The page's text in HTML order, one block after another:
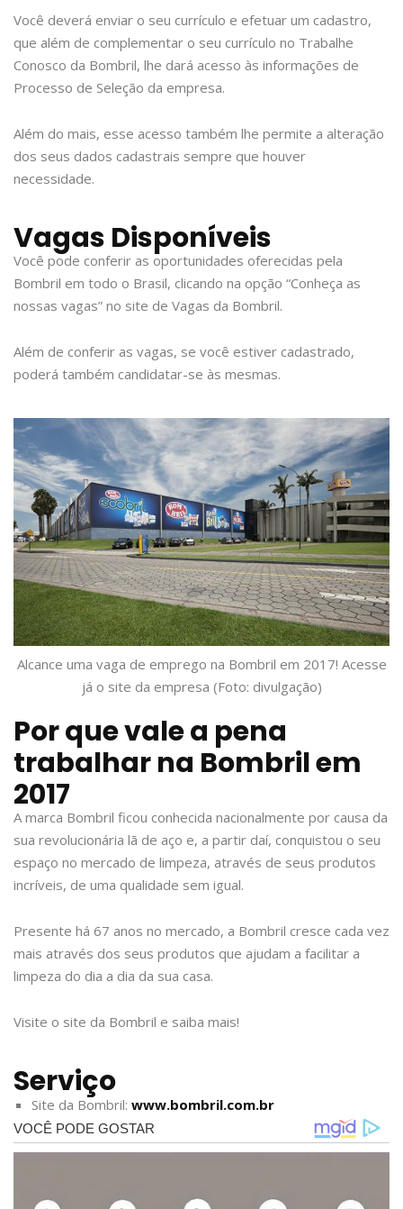
Você deverá enviar o seu currículo e efetuar um cadastro,
que além de complementar o seu currículo no Trabalhe
Conosco da Bombril, lhe dará acesso às informações de
Processo de Seleção da empresa.
Além do mais, esse acesso também lhe permite a alteração
dos seus dados cadastrais sempre que houver
necessidade.
Vagas Disponíveis
Você pode conferir as oportunidades oferecidas pela
Bombril em todo o Brasil, clicando na opção “Conheça as
nossas vagas” no site de Vagas da Bombril.
Além de conferir as vagas, se você estiver cadastrado,
poderá também candidatar-se às mesmas.
Alcance uma vaga de emprego na Bombril em 2017! Acesse
já o site da empresa (Foto: divulgação)
Por que vale a pena
trabalhar na Bombril em
2017
A marca Bombril ficou conhecida nacionalmente por causa da
sua revolucionária lã de aço e, a partir daí, conquistou o seu
espaço no mercado de limpeza, através de seus produtos
incríveis, de uma qualidade sem igual.
Presente há 67 anos no mercado, a Bombril cresce cada vez
mais através dos seus produtos que ajudam a facilitar a
limpeza do dia a dia da sua casa.
Visite o site da Bombril e saiba mais!
Serviço
Site da Bombril: www.bombril.com.br